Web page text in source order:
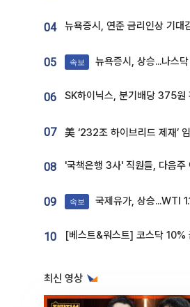
04
05 속보 뉴욕증시, 상승...나스
06
07
08
09 속보 국제유가, 상승...WTI
10
최신 영상